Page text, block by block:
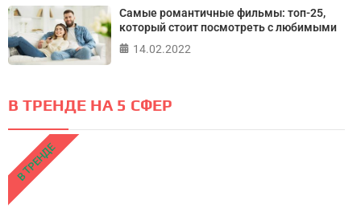
Самые романтичные фильмы: топ-25,
который стоит посмотреть с любимыми
14.02.2022
В ТРЕНДЕ НА 5 СФЕР
В ТРЕНДЕ